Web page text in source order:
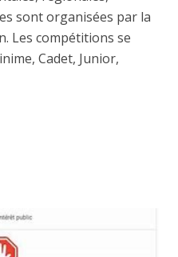
sont organisées par la
Les compétitions se
Cadet, Junior,